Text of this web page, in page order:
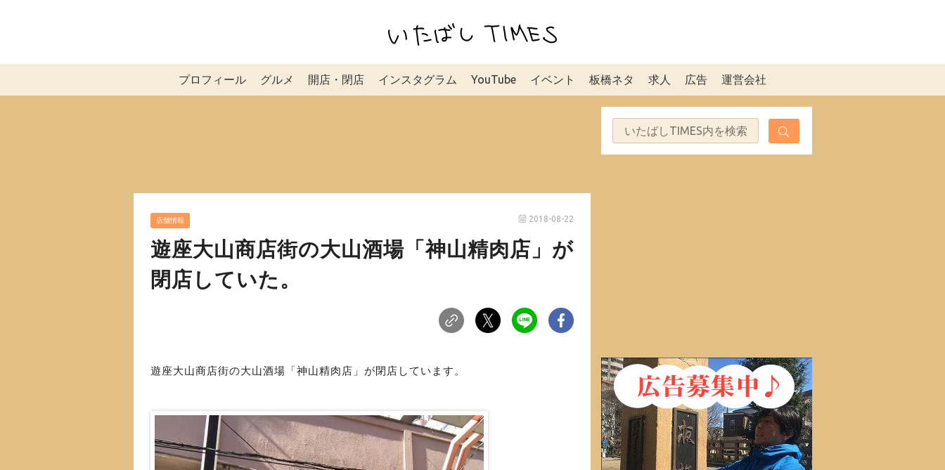
プロフィール グルメ 開店・閉店 インスタグラム YouTube イベント 板橋ネタ 求人 広告 運営会社
店舗情報 2018-08-22
遊座大山商店街の大山酒場「神山精肉店」が
閉店していた。
遊座大山商店街の大山酒場「神山精肉店」が閉店しています。